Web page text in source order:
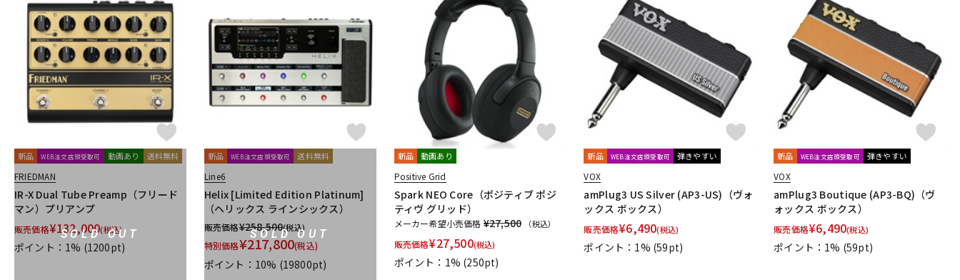
SOLD OUT
新品 WEB注文店頭受取可 動画あり 送料無料
FRIEDMAN
IR-X Dual Tube Preamp（フリード
マン）プリアンプ
販売価格¥132,000(税込)
ポイント：1% (1200pt)
SOLD OUT
新品 WEB注文店頭受取可 送料無料
Line6
Helix [Limited Edition Platinum]
（ヘリックス ラインシックス）
販売価格¥258,500(税込)
特別価格¥217,800(税込)
ポイント：10% (19800pt)
新品 動画あり
Positive Grid
Spark NEO Core（ポジティブ ポジ
ティヴ グリッド）
メーカー希望小売価格 ¥27,500 （税込）
販売価格¥27,500(税込)
ポイント：1% (250pt)
新品 WEB注文店頭受取可 弾きやすい
VOX
amPlug3 US Silver (AP3-US)（ヴォ
ックス ボックス）
販売価格¥6,490(税込)
ポイント：1% (59pt)
新品 WEB注文店頭受取可 弾きやすい
VOX
amPlug3 Boutique (AP3-BQ)（ヴ
ォックス ボックス）
販売価格¥6,490(税込)
ポイント：1% (59pt)